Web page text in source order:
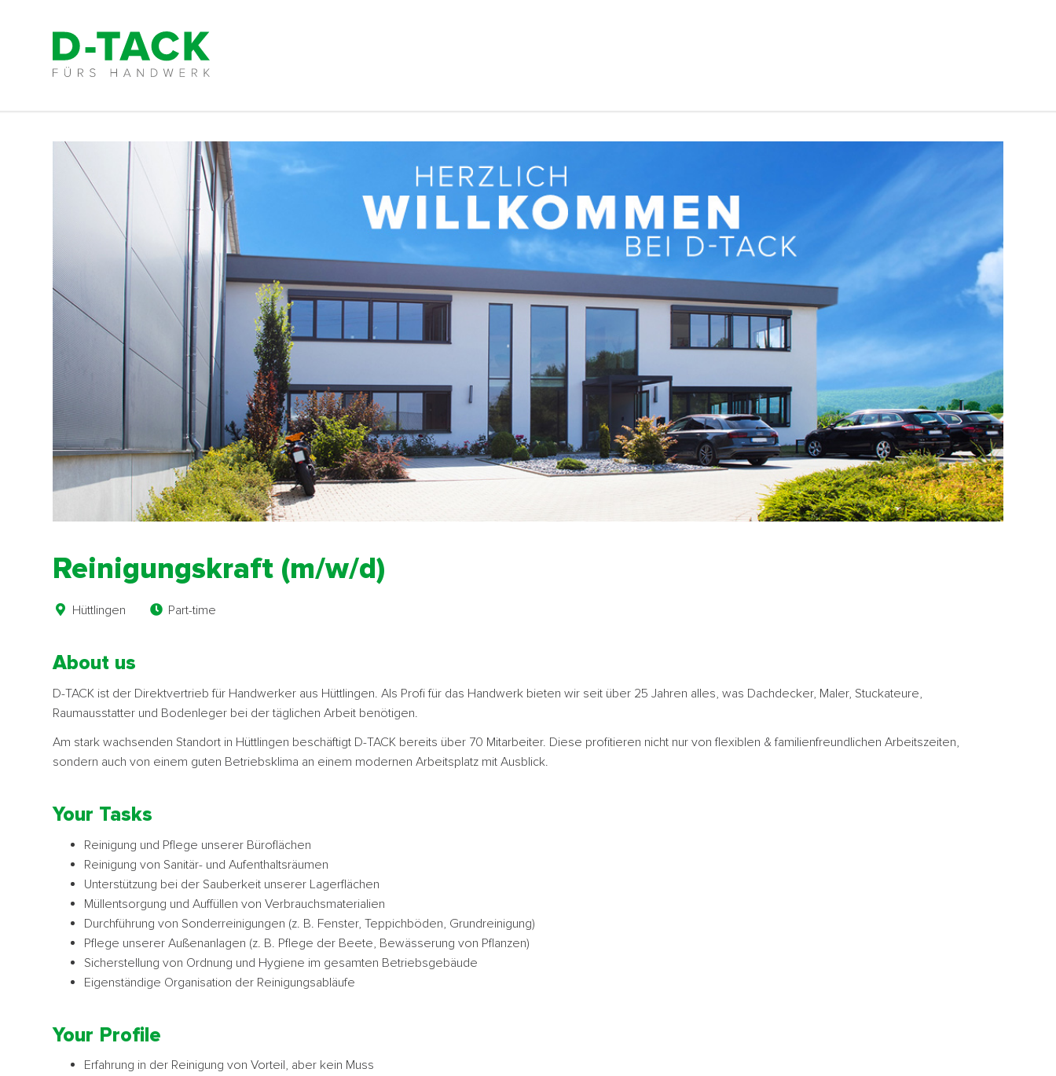
Reinigungskraft (m/w/d)
Hüttlingen Part-time
About us
D-TACK ist der Direktvertrieb für Handwerker aus Hüttlingen. Als Profi für das Handwerk bieten wir seit über 25 Jahren alles, was Dachdecker, Maler, Stuckateure,
Raumausstatter und Bodenleger bei der täglichen Arbeit benötigen.
Am stark wachsenden Standort in Hüttlingen beschäftigt D-TACK bereits über 70 Mitarbeiter. Diese profitieren nicht nur von flexiblen & familienfreundlichen Arbeitszeiten,
sondern auch von einem guten Betriebsklima an einem modernen Arbeitsplatz mit Ausblick.
Your Tasks
Reinigung und Pflege unserer Büroflächen
Reinigung von Sanitär- und Aufenthaltsräumen
Unterstützung bei der Sauberkeit unserer Lagerflächen
Müllentsorgung und Auffüllen von Verbrauchsmaterialien
Durchführung von Sonderreinigungen (z. B. Fenster, Teppichböden, Grundreinigung)
Pflege unserer Außenanlagen (z. B. Pflege der Beete, Bewässerung von Pflanzen)
Sicherstellung von Ordnung und Hygiene im gesamten Betriebsgebäude
Eigenständige Organisation der Reinigungsabläufe
Your Profile
Erfahrung in der Reinigung von Vorteil, aber kein Muss